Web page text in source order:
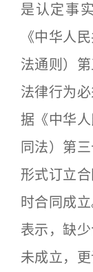
是认定事
《中华人
法通则）
法律行为
据《中华
同法）第
形式订立
时合同成
表示，缺
未成立，